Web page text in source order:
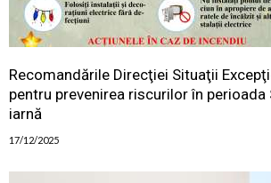
Recomandările Direcţiei Situaţii
pentru prevenirea riscurilor în
iarnă
17/12/2025